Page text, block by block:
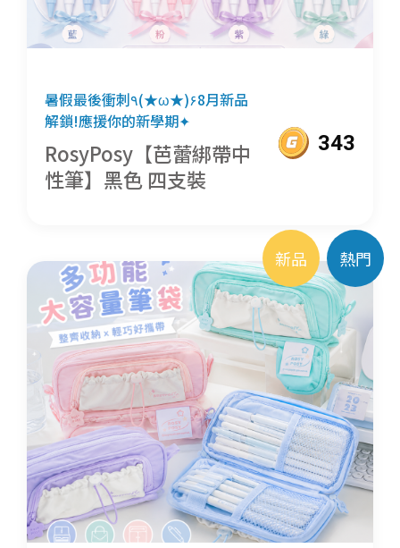
暑假最後衝刺٩(★ω★)۶8月新品
解鎖!應援你的新學期✦
RosyPosy【芭蕾綁帶中
性筆】黑色 四支裝
343
新品 熱門